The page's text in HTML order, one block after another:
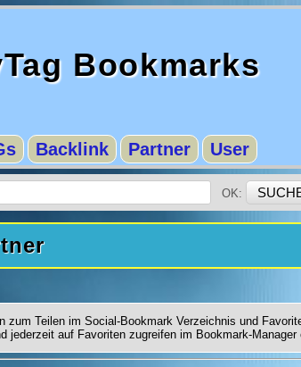
Bookmarks
Backlink Partner User
OK:
zum Teilen im Social-Bookmark Verzeichnis und
jederzeit auf Favoriten zugreifen im Bookmark-